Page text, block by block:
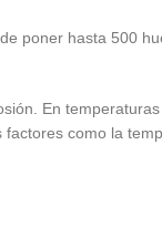
poner hasta 500
En
factores como la